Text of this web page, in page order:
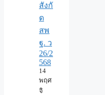
สังกั
ด
สพ
ฐ. ว
26/2
568
14
พฤศ
จิ